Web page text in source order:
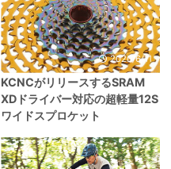
2020/6/11
KCNCがリリースするSRAM
XDドライバー対応の超軽量12S
ワイドスプロケット